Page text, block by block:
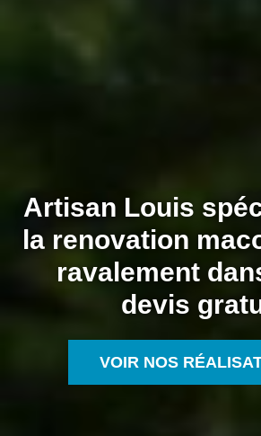
Artisan Louis
la renovation
ravalement
devis
VOIR NOS